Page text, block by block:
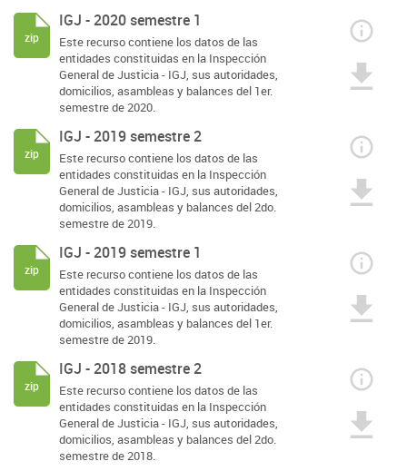
IGJ - 2020 semestre 1
Este recurso contiene los datos de las
entidades constituidas en la Inspección
General de Justicia - IGJ, sus autoridades,
domicilios, asambleas y balances del 1er.
semestre de 2020.
zip
IGJ - 2019 semestre 2
Este recurso contiene los datos de las
entidades constituidas en la Inspección
General de Justicia - IGJ, sus autoridades,
domicilios, asambleas y balances del 2do.
semestre de 2019.
zip
IGJ - 2019 semestre 1
Este recurso contiene los datos de las
entidades constituidas en la Inspección
General de Justicia - IGJ, sus autoridades,
domicilios, asambleas y balances del 1er.
semestre de 2019.
zip
IGJ - 2018 semestre 2
Este recurso contiene los datos de las
entidades constituidas en la Inspección
General de Justicia - IGJ, sus autoridades,
domicilios, asambleas y balances del 2do.
semestre de 2018.
zip